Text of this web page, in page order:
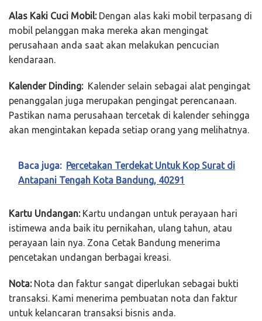
Alas Kaki Cuci Mobil:Dengan alas kaki mobil terpasang di
mobil pelanggan maka mereka akan mengingat
perusahaan anda saat akan melakukan pencucian
kendaraan.
Kalender Dinding:Kalender selain sebagai alat pengingat
penanggalan juga merupakan pengingat perencanaan.
Pastikan nama perusahaan tercetak di kalender sehingga
akan mengintakan kepada setiap orang yang melihatnya.
Baca juga: Percetakan Terdekat Untuk Kop Surat di
Antapani Tengah Kota Bandung, 40291
Kartu Undangan:Kartu undangan untuk perayaan hari
istimewa anda baik itu pernikahan, ulang tahun, atau
perayaan lain nya. Zona Cetak Bandung menerima
pencetakan undangan berbagai kreasi.
Nota:Nota dan faktur sangat diperlukan sebagai bukti
transaksi. Kami menerima pembuatan nota dan faktur
untuk kelancaran transaksi bisnis anda.